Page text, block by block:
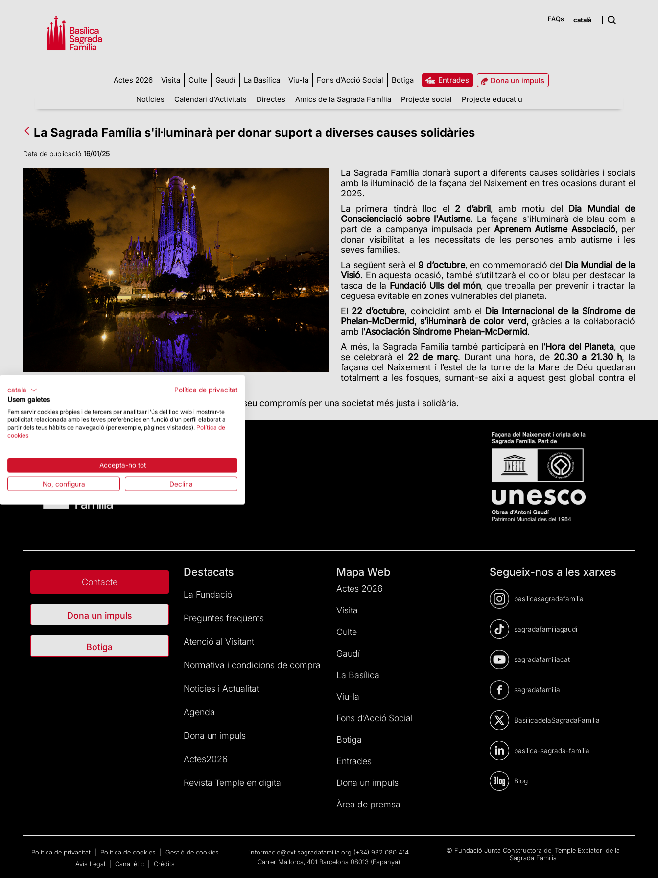
FAQs
Actes 2026 Visita Culte Gaudí La Basílica Viu-la Fons d’Acció Social Botiga Entrades
Dona un impuls
Notícies
Calendari d'Activitats Directes Amics de la Sagrada Família Projecte social Projecte educatiu
La Sagrada Família s'il·luminarà per donar suport a diverses causes solidàries
Data de publicació 16/01/25
La Sagrada Família donarà suport a diferents causes solidàries i socials
amb la il·luminació de la façana del Naixement en tres ocasions durant el
2025.
La primera tindrà lloc el 2 d’abril, amb motiu del
Dia Mundial de
Conscienciació sobre l'Autisme. La façana s'il·luminarà de blau com a
part de la campanya impulsada per Aprenem Autisme Associació, per
donar visibilitat a les necessitats de les persones amb autisme i les
seves famílies.
La següent serà el 9 d’octubre, en commemoració del Dia Mundial de la
Visió. En aquesta ocasió, també s’utilitzarà el color blau per destacar la
tasca de la Fundació Ulls del món, que treballa per prevenir i tractar la
ceguesa evitable en zones vulnerables del planeta.
El 22 d’octubre, coincidint amb el Dia Internacional de la Síndrome de
Phelan-McDermid, s’il·luminarà de color verd, gràcies a la col·laboració
amb l’Asociación Síndrome Phelan-McDermid.
A més, la Sagrada Família també participarà en l’Hora del Planeta, que
se celebrarà el 22 de març. Durant una hora, de 20.30 a 21.30 h, la
façana del Naixement i l’estel de la torre de la Mare de Déu quedaran
totalment a les fosques, sumant-se així a aquest gest global contra el
canvi climàtic.
Amb aquestes accions, la Sagrada Família reafirma el seu compromís per una societat més justa i solidària.
Contacte
Dona un impuls
Botiga
Destacats
La Fundació
Preguntes freqüents
Atenció al Visitant
Normativa i condicions de compra
Notícies i Actualitat
Agenda
Dona un impuls
Actes2026
Revista Temple en digital
Mapa Web
Actes 2026
Visita
Culte
Gaudí
La Basílica
Viu-la
Fons d’Acció Social
Botiga
Entrades
Dona un impuls
Àrea de premsa
Segueix-nos a les xarxes
basilicasagradafamilia
sagradafamiliagaudi
sagradafamiliacat
sagradafamilia
BasilicadelaSagradaFamilia
basilica-sagrada-familia
Blog
Política de privacitat Política de cookies
Gestió de cookies
Avís Legal
Canal ètic Crèdits
informacio@ext.sagradafamilia.org (+34) 932 080 414
Carrer Mallorca, 401 Barcelona 08013 (Espanya)
© Fundació Junta Constructora del Temple Expiatori de la
Sagrada Família
català
Política de privacitat
Usem galetes
Fem servir cookies pròpies i de tercers per analitzar l'ús del lloc web i mostrar-te
publicitat relacionada amb les teves preferències en funció d'un perfil elaborat a
partir dels teus hàbits de navegació (per exemple, pàgines visitades). Política de
cookies
Accepta-ho tot
No, configura Declina